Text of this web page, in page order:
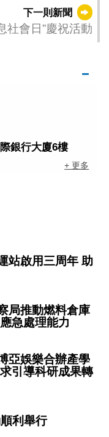
下一則新聞
社會日”慶祝活動
銀行大廈6樓
+ 更多
站啟用三周年 助
局推動燃料倉庫
急處理能力
亞娛樂合辦產學
引導科研成果轉
利舉行